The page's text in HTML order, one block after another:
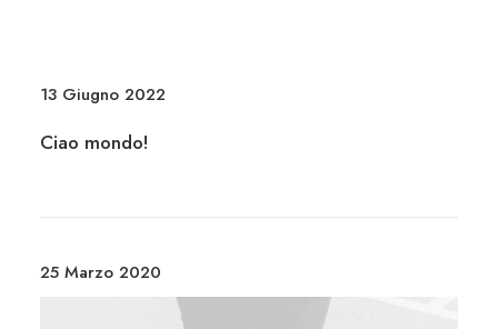
13 Giugno 2022
Ciao mondo!
25 Marzo 2020